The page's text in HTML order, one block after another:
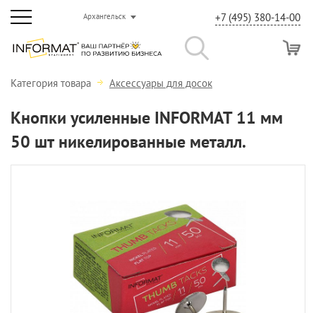
Архангельск +7 (495) 380-14-00
Категория товара Аксессуары для досок
Кнопки усиленные INFORMAT 11 мм
50 шт никелированные металл.